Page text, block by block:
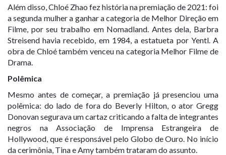
Além disso, Chloé Zhao fez história na premiação de 2021: foi
a segunda mulher a ganhar a categoria de Melhor Direção em
Filme, por seu trabalho em Nomadland. Antes dela, Barbra
Streisend havia recebido, em 1984, a estatueta por Yentl. A
obra de Chloé também venceu na categoria Melhor Filme de
Drama.
Polêmica
Mesmo antes de começar, a premiação já presenciou uma
polêmica: do lado de fora do Beverly Hilton, o ator Gregg
Donovan segurava um cartaz criticando a falta de integrantes
negros na Associação de Imprensa Estrangeira de
Hollywood, que é responsável pelo Globo de Ouro. No início
da cerimônia, Tina e Amy também trataram do assunto.